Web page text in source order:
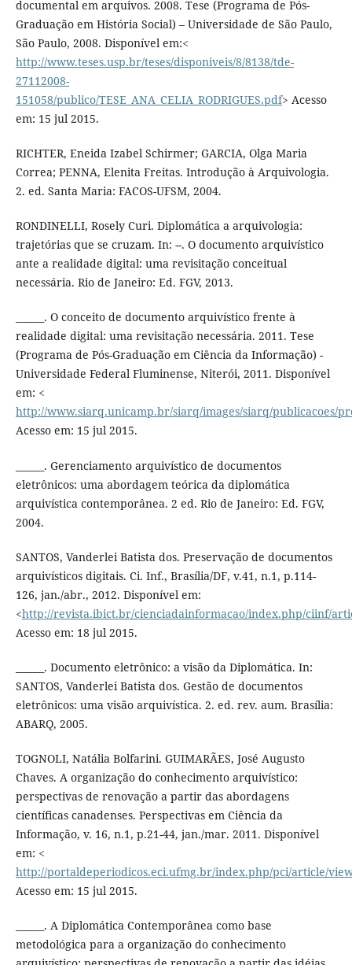
documental em arquivos. 2008. Tese (Programa de Pós-
Graduação em História Social) – Universidade de São Paulo,
São Paulo, 2008. Disponível em:<
http://www.teses.usp.br/teses/disponiveis/8/8138/tde-
27112008-
151058/publico/TESE_ANA_CELIA_RODRIGUES.pdf> Acesso
em: 15 jul 2015.
RICHTER, Eneida Izabel Schirmer; GARCIA, Olga Maria
Correa; PENNA, Elenita Freitas. Introdução à Arquivologia.
2. ed. Santa Maria: FACOS-UFSM, 2004.
RONDINELLI, Rosely Curi. Diplomática a arquivologia:
trajetórias que se cruzam. In: --. O documento arquivístico
ante a realidade digital: uma revisitação conceitual
necessária. Rio de Janeiro: Ed. FGV, 2013.
______. O conceito de documento arquivístico frente à
realidade digital: uma revisitação necessária. 2011. Tese
(Programa de Pós-Graduação em Ciência da Informação) -
Universidade Federal Fluminense, Niterói, 2011. Disponível
em: <
http://www.siarq.unicamp.br/siarq/images/siarq/publicacoes/
Acesso em: 15 jul 2015.
______. Gerenciamento arquivístico de documentos
eletrônicos: uma abordagem teórica da diplomática
arquivística contemporânea. 2 ed. Rio de Janeiro: Ed. FGV,
2004.
SANTOS, Vanderlei Batista dos. Preservação de documentos
arquivísticos digitais. Ci. Inf., Brasília/DF, v.41, n.1, p.114-
126, jan./abr., 2012. Disponível em:
<http://revista.ibict.br/cienciadainformacao/index.php/ciinf/
Acesso em: 18 jul 2015.
______. Documento eletrônico: a visão da Diplomática. In:
SANTOS, Vanderlei Batista dos. Gestão de documentos
eletrônicos: uma visão arquivística. 2. ed. rev. aum. Brasília:
ABARQ, 2005.
TOGNOLI, Natália Bolfarini. GUIMARÃES, José Augusto
Chaves. A organização do conhecimento arquivístico:
perspectivas de renovação a partir das abordagens
científicas canadenses. Perspectivas em Ciência da
Informação, v. 16, n.1, p.21-44, jan./mar. 2011. Disponível
em: <
http://portaldeperiodicos.eci.ufmg.br/index.php/pci/article/
Acesso em: 15 jul 2015.
______. A Diplomática Contemporânea como base
metodológica para a organização do conhecimento